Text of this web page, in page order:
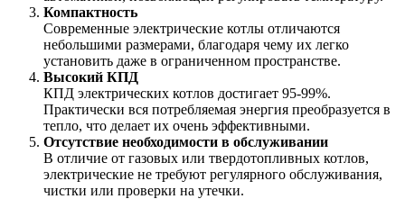
Компактность
Современные электрические котлы отличаются
небольшими размерами, благодаря чему их легко
установить даже в ограниченном пространстве.
Высокий КПД
КПД электрических котлов достигает 95-99%.
Практически вся потребляемая энергия преобразуется в
тепло, что делает их очень эффективными.
Отсутствие необходимости в обслуживании
В отличие от газовых или твердотопливных котлов,
электрические не требуют регулярного обслуживания,
чистки или проверки на утечки.